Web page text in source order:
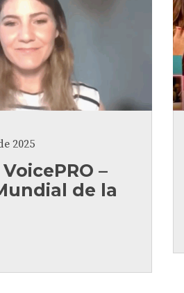
2025
–
de la